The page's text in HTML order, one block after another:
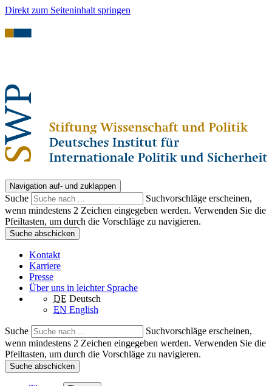
Direkt zum Seiteninhalt springen
Navigation auf- und zuklappen
Suche
Suchvorschläge erscheinen,
wenn mindestens 2 Zeichen eingegeben werden. Verwenden Sie die
Pfeiltasten, um durch die Vorschläge zu navigieren.
Suche abschicken
Kontakt
Karriere
Presse
Über uns in leichter Sprache
DE Deutsch
EN English
Suche
Suchvorschläge erscheinen,
wenn mindestens 2 Zeichen eingegeben werden. Verwenden Sie die
Pfeiltasten, um durch die Vorschläge zu navigieren.
Suche abschicken